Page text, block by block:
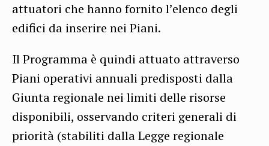
attuatori che hanno fornito l’elenco degli
edifici da inserire nei Piani.
Il Programma è quindi attuato attraverso
Piani operativi annuali predisposti dalla
Giunta regionale nei limiti delle risorse
disponibili, osservando criteri generali di
priorità (stabiliti dalla Legge regionale